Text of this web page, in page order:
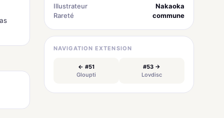
Illustrateur
Nakaoka
Rareté
commune
NAVIGATION EXTENSION
← #51
Gloupti
#53 →
Lovdisc